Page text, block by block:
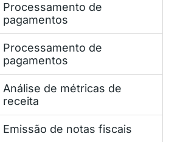
Processamento de
pagamentos
Processamento de
pagamentos
Análise de métricas de
receita
Emissão de notas fiscais